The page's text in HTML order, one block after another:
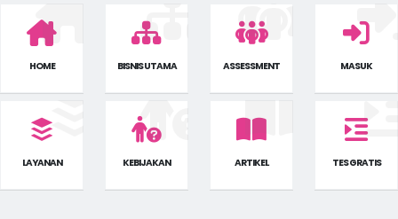
HOME BISNIS UTAMA ASSESSMENT MASUK
LAYANAN KEBIJAKAN ARTIKEL TES GRATIS